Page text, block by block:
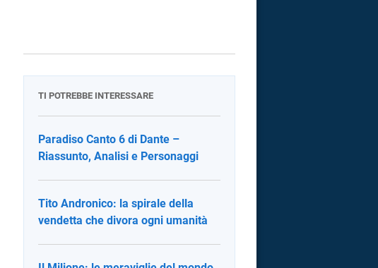
TI POTREBBE INTERESSARE
Paradiso Canto 6 di Dante –
Riassunto, Analisi e Personaggi
Tito Andronico: la spirale della
vendetta che divora ogni umanità